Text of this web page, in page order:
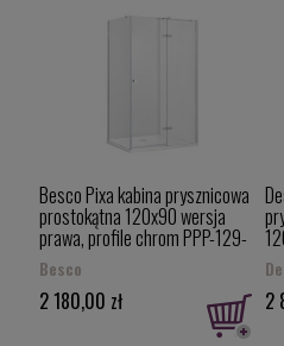
Besco Pixa kabina prysznicowa
prostokątna 120x90 wersja
prawa, profile chrom PPP-129-
195C
Besco
2 180,00 zł 2